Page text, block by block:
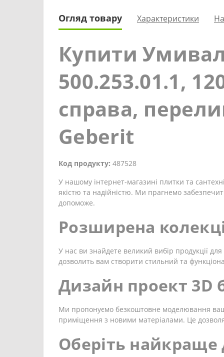
Огляд товару Характеристики
Купити
500.253.01.1,
справа,
Geberit
Код продукту: 487528
У нашому інтернет-магазині плитки та
якістю та надійністю. Ми прагнемо
допоможе.
Розширена
У нас ви знайдете великий вибір продукції
дозволить вам створити стильний та
Дизайн проект 3D
Ми пропонуємо безкоштовне моделювання
приміщення з новими матеріалами. Це
Оберіть найкраще